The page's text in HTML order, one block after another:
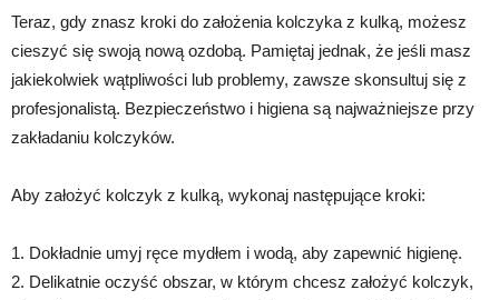
Teraz, gdy znasz kroki do założenia kolczyka z kulką, możesz
cieszyć się swoją nową ozdobą. Pamiętaj jednak, że jeśli masz
jakiekolwiek wątpliwości lub problemy, zawsze skonsultuj się z
profesjonalistą. Bezpieczeństwo i higiena są najważniejsze przy
zakładaniu kolczyków.
Aby założyć kolczyk z kulką, wykonaj następujące kroki:
1. Dokładnie umyj ręce mydłem i wodą, aby zapewnić higienę.
2. Delikatnie oczyść obszar, w którym chcesz założyć kolczyk,